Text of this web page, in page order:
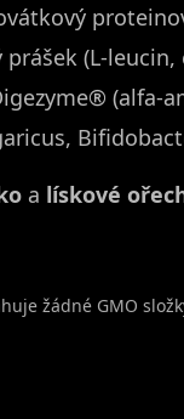
(L-
(alfa-
a lískové
žádné GMO